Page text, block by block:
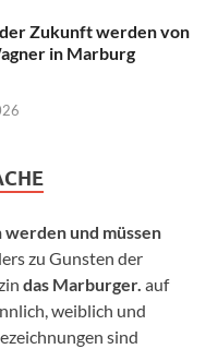
Zukunft werden von
in Marburg
und müssen
zu Gunsten der
das Marburger. auf
weiblich und
sind